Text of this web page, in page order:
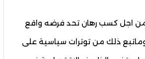
اجل كسب رهان تحد فرضه واقع
ذلك من توترات سياسية على